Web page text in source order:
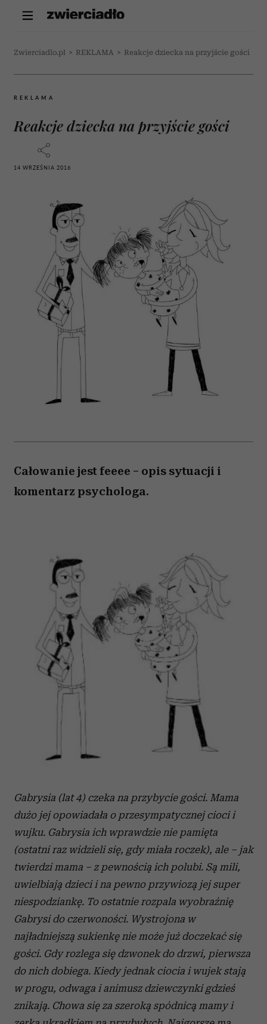
Zwierciadlo.pl > REKLAMA > Reakcje dziecka na przyjście gości
REKLAMA
Reakcje dziecka na przyjście gości
14 WRZEŚNIA 2016
Całowanie jest feeee – opis sytuacji i
komentarz psychologa.
Gabrysia (lat 4) czeka na przybycie gości. Mama
dużo jej opowiadała o przesympatycznej cioci i
wujku. Gabrysia ich wprawdzie nie pamięta
(ostatni raz widzieli się, gdy miała roczek), ale – jak
twierdzi mama – z pewnością ich polubi. Są mili,
uwielbiają dzieci i na pewno przywiozą jej super
niespodziankę. To ostatnie rozpala wyobraźnię
Gabrysi do czerwoności. Wystrojona w
najładniejszą sukienkę nie może już doczekać się
gości. Gdy rozlega się dzwonek do drzwi, pierwsza
do nich dobiega. Kiedy jednak ciocia i wujek stają
w progu, odwaga i animusz dziewczynki gdzieś
znikają. Chowa się za szeroką spódnicą mamy i